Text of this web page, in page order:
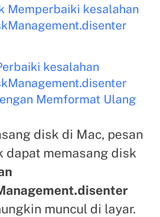
Memperbaiki kesalahan
kesalahan
Memformat Ulang
disk di Mac, pesan
dapat memasang disk
muncul di layar.